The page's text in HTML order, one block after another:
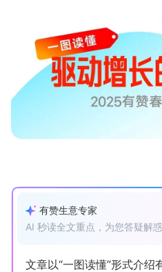
新零售大会 新
新零售私享会 门
战
行业洞察
品牌消费观 行
有赞生意专家
AI 秒读全文重点，为您答疑解惑
文章以“一图读懂”形式介绍